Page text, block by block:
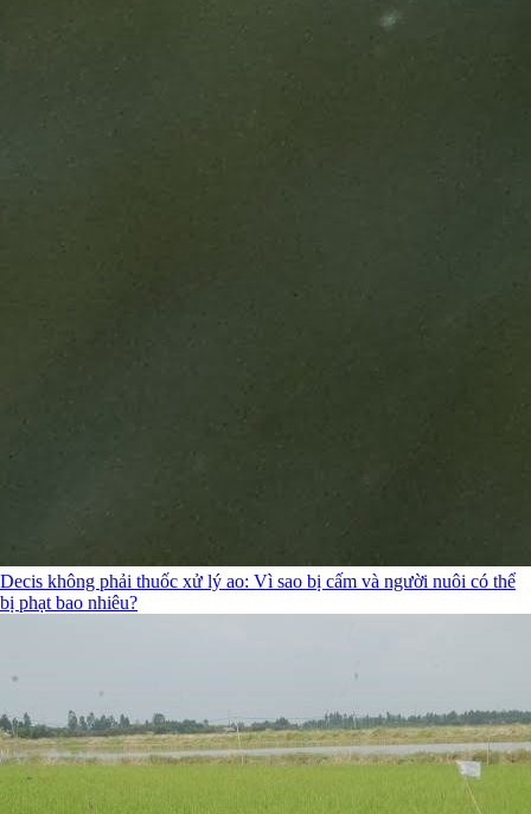
Decis không phải thuốc xử lý ao: Vì sao bị cấm và người nuôi có thể
bị phạt bao nhiêu?